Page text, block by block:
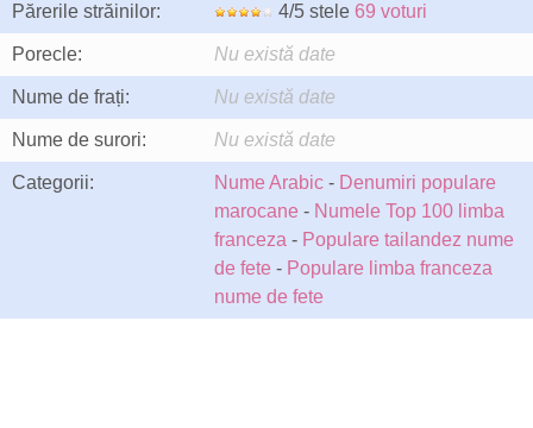
Părerile străinilor: 4/5 stele 69 voturi
Porecle: Nu există date
Nume de frați: Nu există date
Nume de surori: Nu există date
Categorii: Nume Arabic - Denumiri populare
marocane - Numele Top 100 limba
franceza - Populare tailandez nume
de fete - Populare limba franceza
nume de fete